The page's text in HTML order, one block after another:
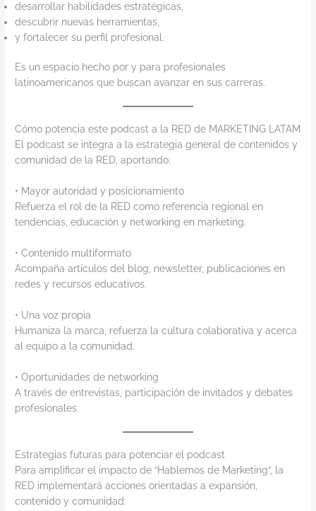
desarrollar habilidades estratégicas,
descubrir nuevas herramientas,
y fortalecer su perfil profesional.
Es un espacio hecho por y para profesionales
latinoamericanos que buscan avanzar en sus carreras.
Cómo potencia este podcast a la RED de MARKETING LATAM
El podcast se integra a la estrategia general de contenidos y
comunidad de la RED, aportando:
• Mayor autoridad y posicionamiento
Refuerza el rol de la RED como referencia regional en
tendencias, educación y networking en marketing.
• Contenido multiformato
Acompaña artículos del blog, newsletter, publicaciones en
redes y recursos educativos.
• Una voz propia
Humaniza la marca, refuerza la cultura colaborativa y acerca
al equipo a la comunidad.
• Oportunidades de networking
A través de entrevistas, participación de invitados y debates
profesionales.
Estrategias futuras para potenciar el podcast
Para amplificar el impacto de “Hablemos de Marketing”, la
RED implementará acciones orientadas a expansión,
contenido y comunidad: